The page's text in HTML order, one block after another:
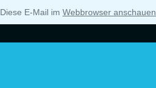
Diese E-Mail im Webbrowser anschauen